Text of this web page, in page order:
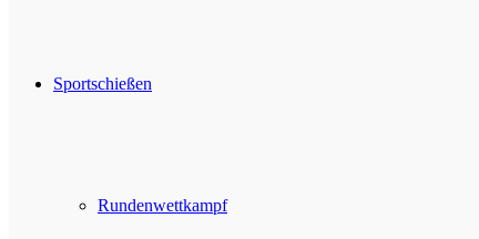
Sportschießen
Rundenwettkampf